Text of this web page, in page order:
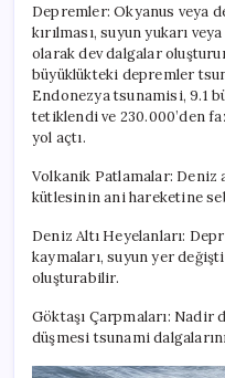
Depremler: Okyanus veya
kırılması, suyun yukarı
olarak dev dalgalar
büyüklükteki depremler
Endonezya tsunamisi, 9.1
tetiklendi ve 230.000’den
yol açtı.
Volkanik Patlamalar: Deniz
kütlesinin ani hareketine
Deniz Altı Heyelanları:
kaymaları, suyun yer
oluşturabilir.
Göktaşı Çarpmaları: Nadir
düşmesi tsunami